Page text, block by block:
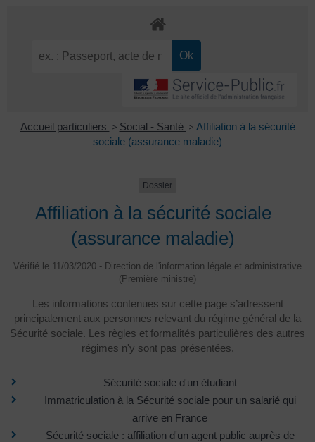
Accueil particuliers > Social - Santé > Affiliation à la sécurité
sociale (assurance maladie)
Dossier
Affiliation à la sécurité sociale
(assurance maladie)
Vérifié le 11/03/2020 - Direction de l'information légale et administrative
(Première ministre)
Les informations contenues sur cette page s’adressent
principalement aux personnes relevant du régime général de la
Sécurité sociale. Les règles et formalités particulières des autres
régimes n'y sont pas présentées.
Sécurité sociale d'un étudiant
Immatriculation à la Sécurité sociale pour un salarié qui
arrive en France
Sécurité sociale : affiliation d'un agent public auprès de